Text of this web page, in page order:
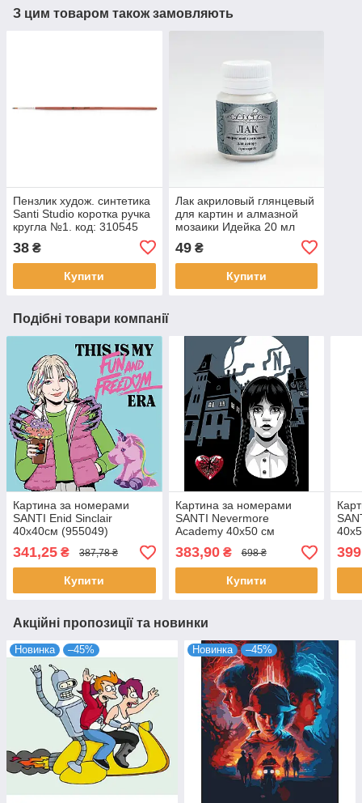
З цим товаром також замовляють
Пензлик худож. синтетика
Santi Studio коротка ручка
кругла №1. код: 310545
38 ₴
Купити
Лак акриловый глянцевый
для картин и алмазной
мозаики Идейка 20 мл
49₴
Купити
Подібні товари компанії
Картина за номерами
SANTI Enid Sinclair
40х40см (955049)
341,25 ₴ 387,78 ₴
Купити
Картина за номерами
SANTI Nevermore
Academy 40х50 см
(955059)
383,90₴ 698 ₴
Купити
399
Акційні пропозиції та новинки
Новинка –45% Новинка –45%